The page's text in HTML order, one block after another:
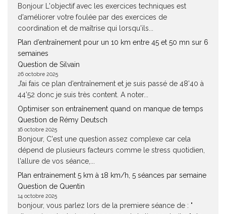
Bonjour L'objectif avec les exercices techniques est
d'améliorer votre foulée par des exercices de
coordination et de maîtrise qui lorsqu'ils...
Plan d’entraînement pour un 10 km entre 45 et 50 mn sur 6
semaines
Question de Silvain
26 octobre 2025
J’ai fais ce plan d’entraînement et je suis passé de 48’40 à
44’52 donc je suis très content. A noter...
Optimiser son entraînement quand on manque de temps
Question de Rémy Deutsch
16 octobre 2025
Bonjour, C'est une question assez complexe car cela
dépend de plusieurs facteurs comme le stress quotidien,
l'allure de vos séance,...
Plan entrainement 5 km à 18 km/h, 5 séances par semaine
Question de Quentin
14 octobre 2025
bonjour, vous parlez lors de la premiere séance de : "